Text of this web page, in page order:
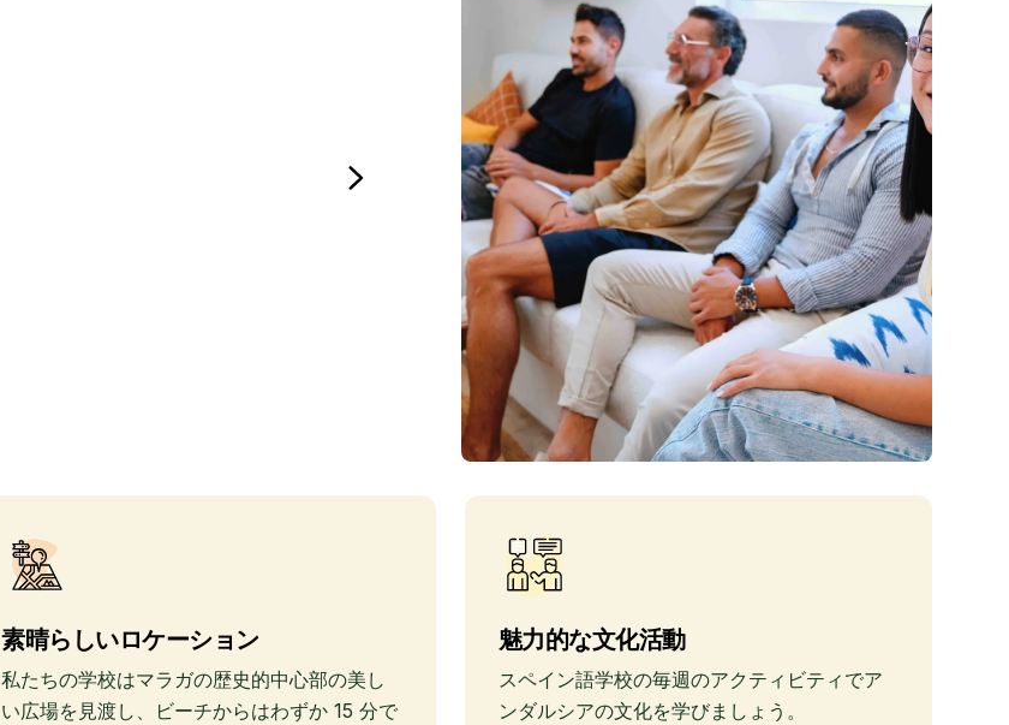
素晴らしいロケーション
私たちの学校はマラガの歴史的中心部の美し
い広場を見渡し、ビーチからはわずか 15 分で
魅力的な文化活動
スペイン語学校の毎週のアクティビティでア
ンダルシアの文化を学びましょう。